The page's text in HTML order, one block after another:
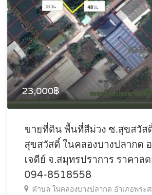
23,000฿
ขายที่ดิน พื้นที่สีม่วง ซ.สุขสวัส
สุขสวัสดิ์ ในคลองบางปลากด
เจดีย์ จ.สมุทรปราการ ราคาล
094-8518558
ตำบล ในคลองบางปลากด อำเภอพระ